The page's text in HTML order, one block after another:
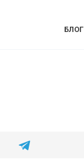
БЛОГ